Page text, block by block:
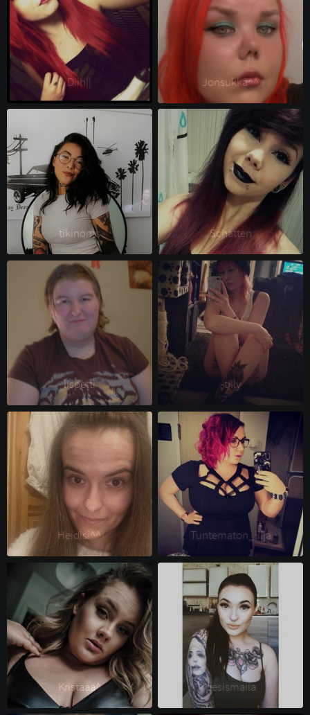
Diih|| Jonsukka^^
tikinoms Schatten
lispetti -tilly
Heidisi^^ Tuntematon_lilja
Kristaaa^ pesismaila